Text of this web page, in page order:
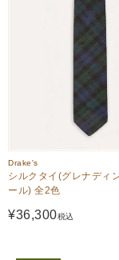
Drake's
シルクタイ(グレナディ
ール) 全2色
¥36,300税込